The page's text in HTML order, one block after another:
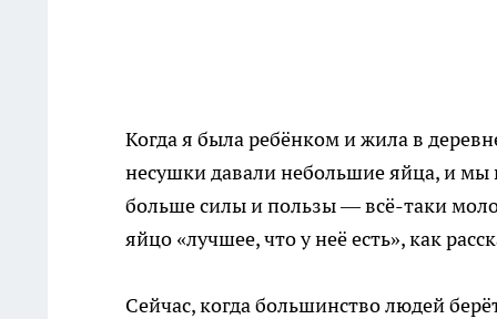
Когда я была ребёнком и жила в
несушки давали небольшие яйца, и мы
больше силы и пользы — всё-таки
яйцо «лучшее, что у неё есть», как
Сейчас, когда большинство людей